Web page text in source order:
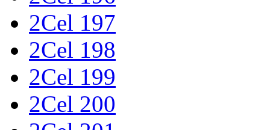
2Cel 197
2Cel 198
2Cel 199
2Cel 200